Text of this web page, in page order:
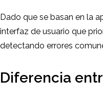
Dado que se basan en la
interfaz de usuario que
detectando errores
Diferencia